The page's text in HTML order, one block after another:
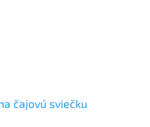
čajovú sviečku